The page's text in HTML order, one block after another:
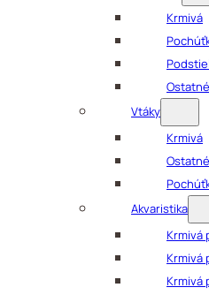
Krmivá
Ostatné
Vtáky
Krmivá
Ostatné
Akvaristika
Krmivá
Krmivá
Krmivá